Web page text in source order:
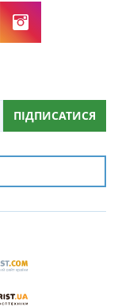
ПІДПИСАТИСЯ